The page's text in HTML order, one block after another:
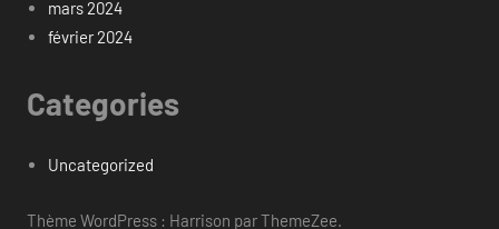
mars 2024
février 2024
Categories
Uncategorized
Thème WordPress : Harrison par ThemeZee.